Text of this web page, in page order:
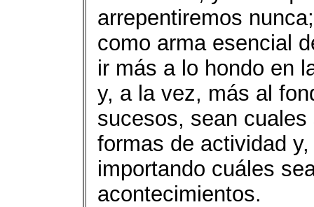
arrepentiremos
como arma esencial
ir más a lo hondo en
y, a la vez, más al
sucesos, sean
formas de actividad
importando cuáles
acontecimientos.